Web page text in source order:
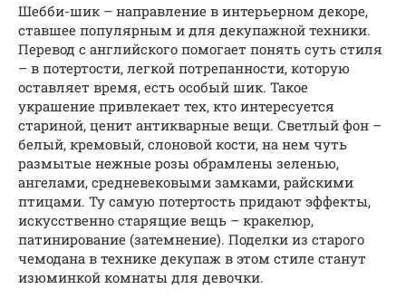
Шебби-шик – направление в интерьерном декоре,
ставшее популярным и для декупажной техники.
Перевод с английского помогает понять суть стиля
– в потертости, легкой потрепанности, которую
оставляет время, есть особый шик. Такое
украшение привлекает тех, кто интересуется
стариной, ценит антикварные вещи. Светлый фон –
белый, кремовый, слоновой кости, на нем чуть
размытые нежные розы обрамлены зеленью,
ангелами, средневековыми замками, райскими
птицами. Ту самую потертость придают эффекты,
искусственно старящие вещь – кракелюр,
патинирование (затемнение). Поделки из старого
чемодана в технике декупаж в этом стиле станут
изюминкой комнаты для девочки.